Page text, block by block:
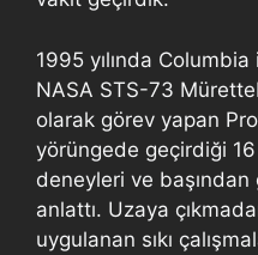
1995 yılında
NASA STS-73
olarak görev yapan
yörüngede geçirdiği 16
deneyleri ve başından
anlattı. Uzaya
uygulanan sıkı